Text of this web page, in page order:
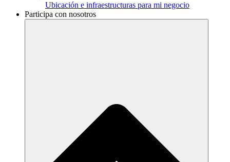
Ubicación e infraestructuras para mi negocio
Participa con nosotros